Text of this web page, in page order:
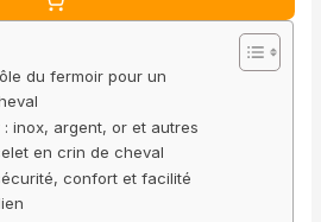
du fermoir pour un
inox, argent, or et autres
en crin de cheval
confort et facilité